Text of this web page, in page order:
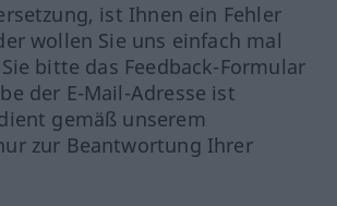
ist Ihnen ein Fehler
wollen Sie uns einfach mal
bitte das Feedback-Formular
der E-Mail-Adresse ist
gemäß unserem
zur Beantwortung Ihrer